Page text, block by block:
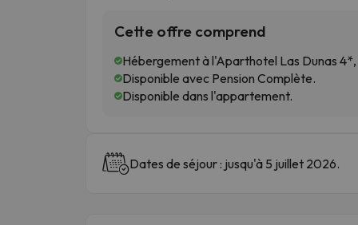
Cette offre comprend
Hébergement à l'Aparthotel Las Dunas
Disponible avec Pension Complète.
Disponible dans l'appartement.
Dates de séjour : jusqu'à 5 juillet 2026.